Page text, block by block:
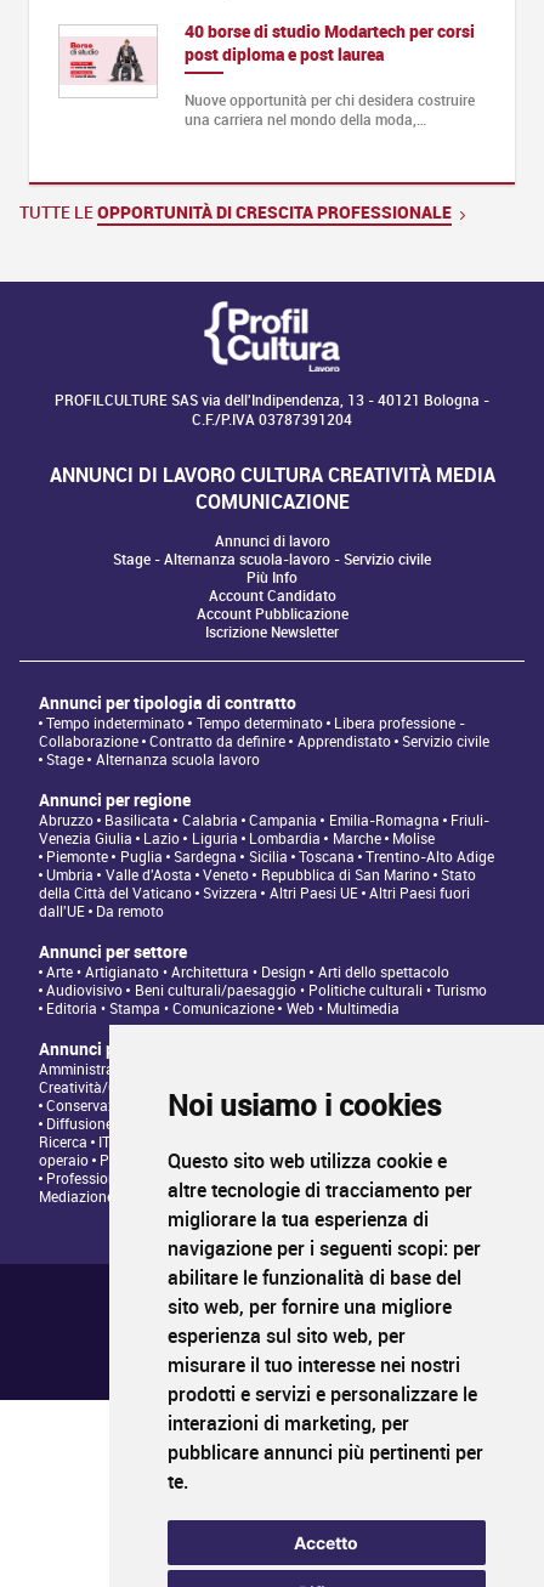
Noi usiamo i cookies
Questo sito web utilizza cookie e
altre tecnologie di tracciamento per
migliorare la tua esperienza di
navigazione per i seguenti scopi: per
abilitare le funzionalità di base del
sito web, per fornire una migliore
esperienza sul sito web, per
misurare il tuo interesse nei nostri
prodotti e servizi e personalizzare le
interazioni di marketing, per
pubblicare annunci più pertinenti per
te.
Accetto
40 borse di studio Modartech per corsi
post diploma e post laurea
Nuove opportunità per chi desidera costruire
una carriera nel mondo della moda,…
TUTTE LEOPPORTUNITÀ DI CRESCITA PROFESSIONALE
PROFILCULTURE SAS via dell'Indipendenza, 13 - 40121 Bologna -
C.F./P.IVA 03787391204
ANNUNCI DI LAVORO CULTURA CREATIVITÀ MEDIA
COMUNICAZIONE
Annunci di lavoro
Stage - Alternanza scuola-lavoro - Servizio civile
Più Info
Account Candidato
Account Pubblicazione
Iscrizione Newsletter
Annunci per tipologia di contratto
Tempo indeterminato Tempo determinato
Libera professione -
Collaborazione
Contratto da definire Apprendistato
Servizio civile
Stage
Alternanza scuola lavoro
Annunci per regione
Abruzzo Basilicata Calabria Campania Emilia-Romagna
Friuli-
Venezia Giulia
Lazio Liguria Lombardia Marche
Molise
Piemonte
Puglia Sardegna Sicilia Toscana
Trentino-Alto Adige
Umbria
Valle d'Aosta Veneto Repubblica di San Marino
Stato
della Città del Vaticano
Svizzera Altri Paesi UE
Altri Paesi fuori
dall'UE
Da remoto
Annunci per settore
Arte • Artigianato • Architettura • Design
Arti dello spettacolo
Audiovisivo
Beni culturali/paesaggio • Politiche culturali • Turismo
Editoria • Stampa • Comunicazione Web • Multimedia
Annunci per tipologia di professione
Amministrazione • Direzione • Legale
Creatività/Grafica
Conservazione/Tutela/Valorizzazione Patrimonio Culturale
Diffusione/Distribuzione • Commerciale/Fundraising
Ricerca
IT/Programmazione web
operaio
Produzione/Programmazione • Project management
Professioni Editoriali • Giornalismo
Relazioni con il Pubblico •
Mediazione
Chi siamo ?
Condizioni generali di utilizzo
Informativa sulla privacy
Mappa del sito
FAQ pubblicazione
PROFIL CULTURA
Il primo sito di impiego nei settori della cultura